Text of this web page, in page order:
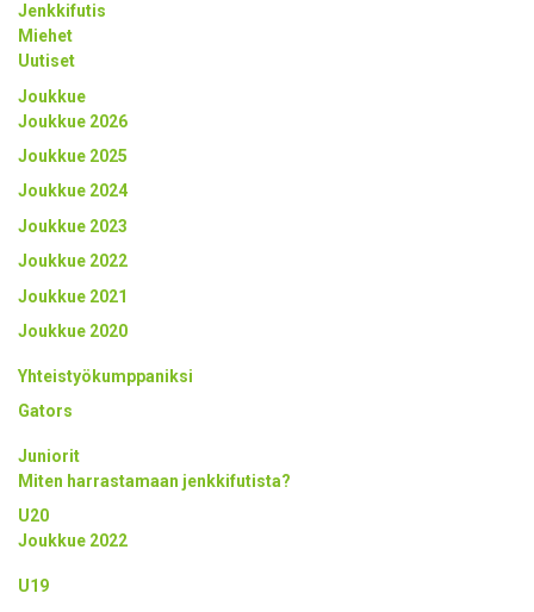
Jenkkifutis
Miehet
Uutiset
Joukkue
Joukkue 2026
Joukkue 2025
Joukkue 2024
Joukkue 2023
Joukkue 2022
Joukkue 2021
Joukkue 2020
Yhteistyökumppaniksi
Gators
Juniorit
Miten harrastamaan jenkkifutista?
U20
Joukkue 2022
U19